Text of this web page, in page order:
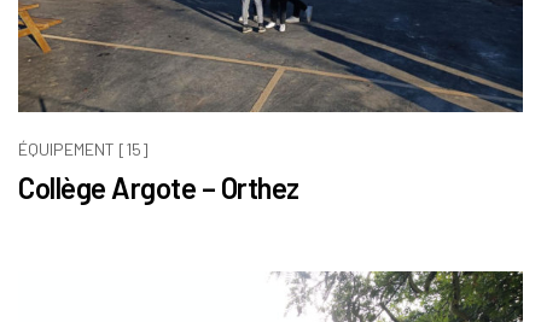
ÉQUIPEMENT [15]
Collège Argote – Orthez